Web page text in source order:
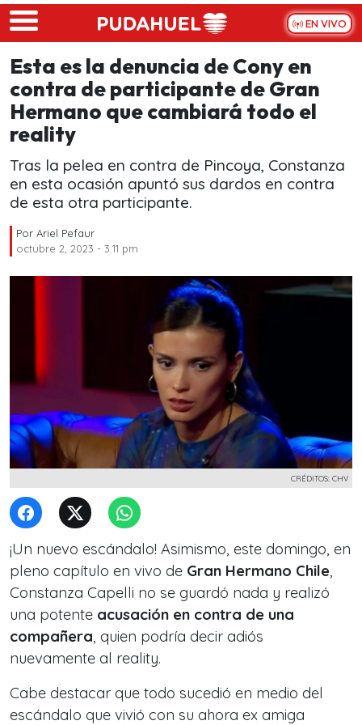
Skip to main content
EN VIVO
Esta es la denuncia de Cony en
contra de participante de Gran
Hermano que cambiará todo el
reality
Tras la pelea en contra de Pincoya, Constanza
en esta ocasión apuntó sus dardos en contra
de esta otra participante.
Por Ariel Pefaur
octubre 2, 2023 - 3:11 pm
CRÉDITOS: CHV
¡Un nuevo escándalo! Asimismo, este domingo, en
pleno capítulo en vivo de Gran Hermano Chile,
Constanza Capelli no se guardó nada y realizó
una potente acusación en contra de una
compañera, quien podría decir adiós
nuevamente al reality.
Cabe destacar que todo sucedió en medio del
escándalo que vivió con su ahora ex amiga